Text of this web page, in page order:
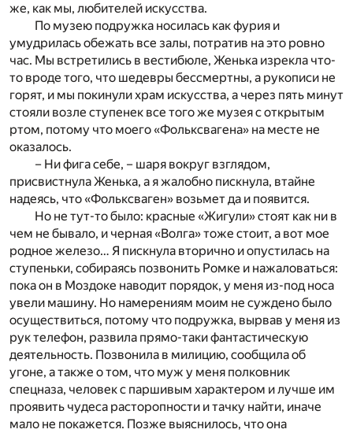
же, как мы, любителей искусства.
По музею подружка носилась как фурия и
умудрилась обежать все залы, потратив на это ровно
час. Мы встретились в вестибюле, Женька изрекла что-
то вроде того, что шедевры бессмертны, а рукописи не
горят, и мы покинули храм искусства, а через пять минут
стояли возле ступенек все того же музея с открытым
ртом, потому что моего «Фольксвагена» на месте не
оказалось.
– Ни фига себе, – шаря вокруг взглядом,
присвистнула Женька, а я жалобно пискнула, втайне
надеясь, что «Фольксваген» возьмет да и появится.
Но не тут-то было: красные «Жигули» стоят как ни в
чем не бывало, и черная «Волга» тоже стоит, а вот мое
родное железо… Я пискнула вторично и опустилась на
ступеньки, собираясь позвонить Ромке и нажаловаться:
пока он в Моздоке наводит порядок, у меня из-под носа
увели машину. Но намерениям моим не суждено было
осуществиться, потому что подружка, вырвав у меня из
рук телефон, развила прямо-таки фантастическую
деятельность. Позвонила в милицию, сообщила об
угоне, а также о том, что муж у меня полковник
спецназа, человек с паршивым характером и лучше им
проявить чудеса расторопности и тачку найти, иначе
мало не покажется. Позже выяснилось, что она